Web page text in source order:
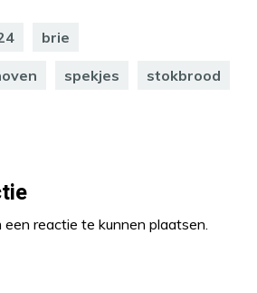
brie
spekjes stokbrood
een reactie te kunnen plaatsen.